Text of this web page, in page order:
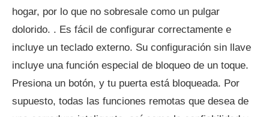
hogar, por lo que no sobresale como un pulgar
dolorido. . Es fácil de configurar correctamente e
incluye un teclado externo. Su configuración sin llave
incluye una función especial de bloqueo de un toque.
Presiona un botón, y tu puerta está bloqueada. Por
supuesto, todas las funciones remotas que desea de